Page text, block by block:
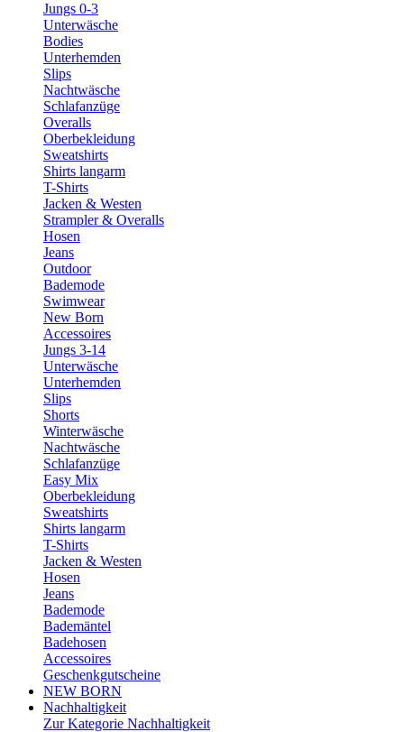
Jungs 0-3
Unterwäsche
Bodies
Unterhemden
Slips
Nachtwäsche
Schlafanzüge
Overalls
Oberbekleidung
Sweatshirts
Shirts langarm
T-Shirts
Jacken & Westen
Strampler & Overalls
Hosen
Jeans
Outdoor
Bademode
Swimwear
New Born
Accessoires
Jungs 3-14
Unterwäsche
Unterhemden
Slips
Shorts
Winterwäsche
Nachtwäsche
Schlafanzüge
Easy Mix
Oberbekleidung
Sweatshirts
Shirts langarm
T-Shirts
Jacken & Westen
Hosen
Jeans
Bademode
Bademäntel
Badehosen
Accessoires
Geschenkgutscheine
NEW BORN
Nachhaltigkeit
Zur Kategorie Nachhaltigkeit